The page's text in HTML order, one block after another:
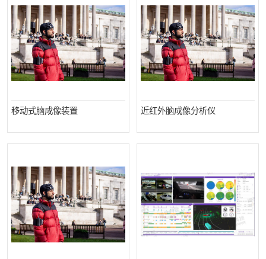
移动式脑成像装置 近红外脑成像分析仪